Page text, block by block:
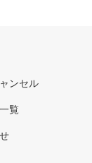
ンセル
覧